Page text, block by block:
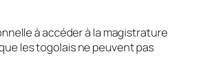
à accéder à la magistrature
les togolais ne peuvent pas